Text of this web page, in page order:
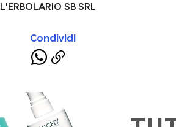
L'ERBOLARIO SB SRL
Condividi